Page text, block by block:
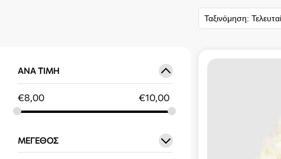
ΑΝΆ ΤΙΜΉ
€8,00 €10,00
ΜΈΓΕΘΟΣ